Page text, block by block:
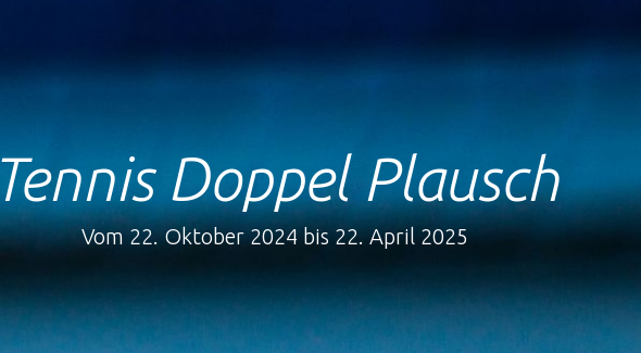
Tennis Doppel Plausch
Vom 22. Oktober 2024 bis 22. April 2025